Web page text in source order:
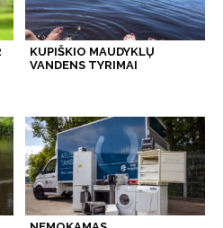
KUPIŠKIO MAUDYKLŲ
VANDENS TYRIMAI